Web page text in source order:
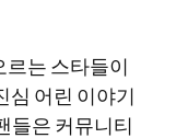
르는 스타들이
심 어린 이야기
들은 커뮤니티